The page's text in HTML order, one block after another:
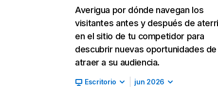
Averigua por dónde navegan los
visitantes antes y después de
en el sitio de tu competidor para
descubrir nuevas oportunidades de
atraer a su audiencia.
Escritorio jun 2026